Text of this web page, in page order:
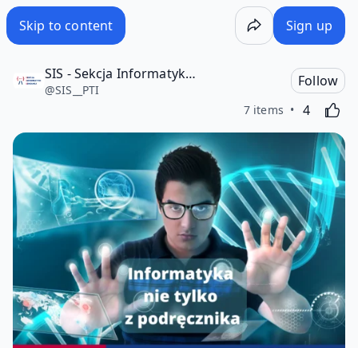
Skip to content Sign up
SIS - Sekcja Informatyki Szkolnej przy PTI
@SIS__PTI
Follow
7 items 4
Likes